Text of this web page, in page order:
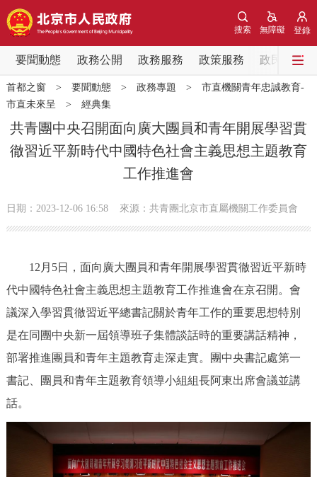
登錄
無障礙
搜索
要聞動態 政務公開 政務服務 政策服務 政民互動
要聞動態
黨中央精神 國務院資訊 中央部委動態
北京要聞 會議資訊 部門動態
政務公開
政策兌現 政策解讀 回應關切
決策公開 專題公開
投資項目
首都之窗> 要聞動態> 政務專題 > 市直機關青年忠誠教育-
市直未來呈 > 經典集
共青團中央召開面向廣大團員和青年開展學習貫
徹習近平新時代中國特色社會主義思想主題教育
工作推進會
日期：2023-12-06 16:58 來源：共青團北京市直屬機關工作委員會
12月5日，面向廣大團員和青年開展學習貫徹習近平新時
代中國特色社會主義思想主題教育工作推進會在京召開。會
議深入學習貫徹習近平總書記關於青年工作的重要思想特別
是在同團中央新一屆領導班子集體談話時的重要講話精神，
部署推進團員和青年主題教育走深走實。團中央書記處第一
書記、團員和青年主題教育領導小組組長阿東出席會議並講
話。